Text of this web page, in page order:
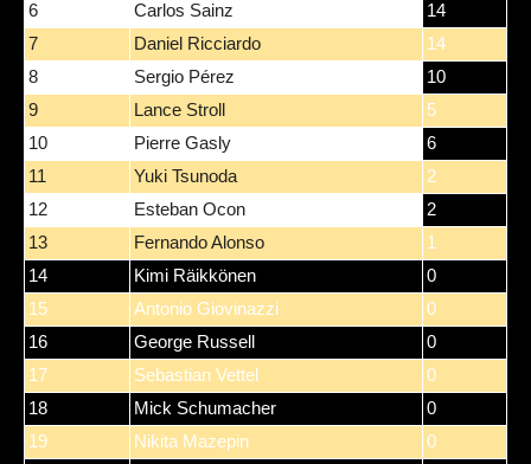
6
Carlos Sainz
14
7
Daniel Ricciardo
14
8
Sergio Pérez
10
9
Lance Stroll
5
10
Pierre Gasly
6
11
Yuki Tsunoda
2
12
Esteban Ocon
2
13
Fernando Alonso
1
14
Kimi Räikkönen
0
15
Antonio Giovinazzi
0
16
George Russell
0
17
Sebastian Vettel
0
18
Mick Schumacher
0
19
Nikita Mazepin
0